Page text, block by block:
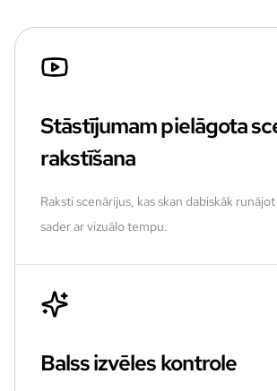
Stāstījumam pielāgota
rakstīšana
Raksti scenārijus, kas skan dabiskāk
sader ar vizuālo tempu.
Balss izvēles kontrole